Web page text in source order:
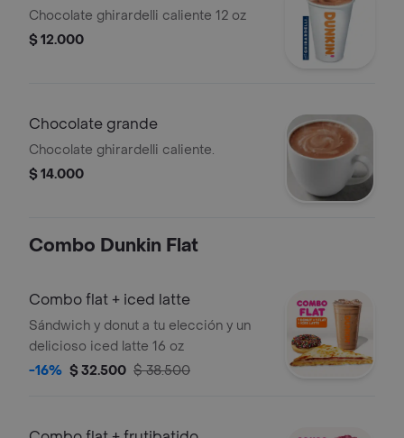
Chocolate ghirardelli caliente 12 oz
$ 12.000
Chocolate grande
Chocolate ghirardelli caliente.
$ 14.000
Combo Dunkin Flat
Combo flat + iced latte
Sándwich y donut a tu elección y un
delicioso iced latte 16 oz
-16% $ 32.500 $ 38.500